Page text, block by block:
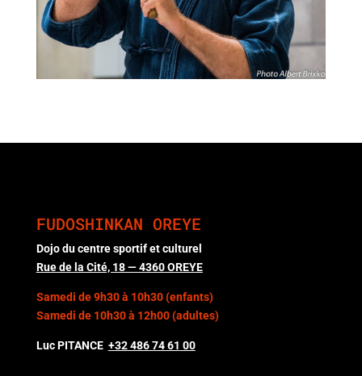
FUDOSHINKAN OREYE
Dojo du centre sportif et culturel
Rue de la Cité, 18 — 4360 OREYE
Samedi de 9h30 à 10h30 (enfants)
Samedi de 10h30 à 12h00 (adultes)
Luc PITANCE +32 486 74 61 00